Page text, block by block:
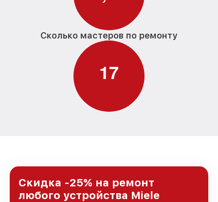
Сколько мастеров по ремонту
17
Скидка -25% на ремонт
любого устройства Miele